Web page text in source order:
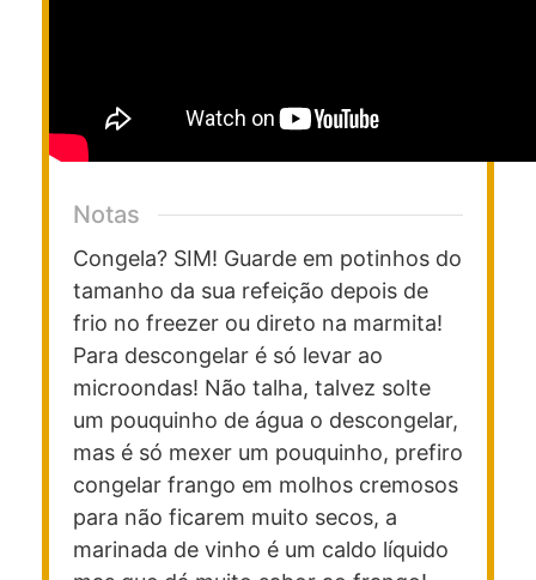
Notas
Congela? SIM! Guarde em potinhos do
tamanho da sua refeição depois de
frio no freezer ou direto na marmita!
Para descongelar é só levar ao
microondas! Não talha, talvez solte
um pouquinho de água o descongelar,
mas é só mexer um pouquinho, prefiro
congelar frango em molhos cremosos
para não ficarem muito secos, a
marinada de vinho é um caldo líquido